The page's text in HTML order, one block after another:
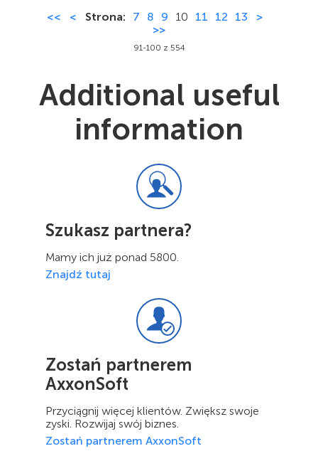
<< < Strona: 7 8 9 10 11 12 13
>
>>
91-100 z 554
Additional useful
information
Szukasz partnera?
Mamy ich już ponad 5800.
Znajdź tutaj
Zostań partnerem
AxxonSoft
Przyciągnij więcej klientów. Zwiększ swoje
zyski. Rozwijaj swój biznes.
Zostań partnerem AxxonSoft